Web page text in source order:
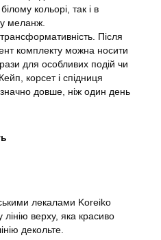
кольорі, так і в
меланж.
Після
комплекту можна носити
для особливих подій чи
корсет і спідниця
довше, ніж один день
лекалами Koreiko
верху, яка красиво
декольте.